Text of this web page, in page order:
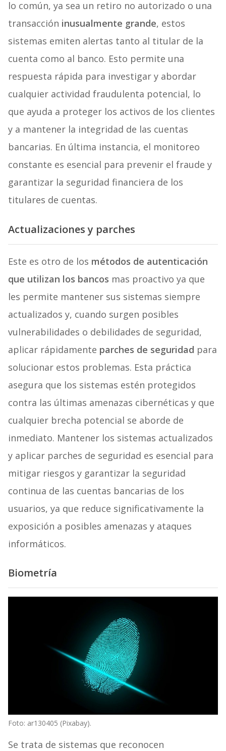
lo común, ya sea un retiro no autorizado o una
transacción inusualmente grande, estos
sistemas emiten alertas tanto al titular de la
cuenta como al banco. Esto permite una
respuesta rápida para investigar y abordar
cualquier actividad fraudulenta potencial, lo
que ayuda a proteger los activos de los clientes
y a mantener la integridad de las cuentas
bancarias. En última instancia, el monitoreo
constante es esencial para prevenir el fraude y
garantizar la seguridad financiera de los
titulares de cuentas.
Actualizaciones y parches
Este es otro de los métodos de autenticación
que utilizan los bancos mas proactivo ya que
les permite mantener sus sistemas siempre
actualizados y, cuando surgen posibles
vulnerabilidades o debilidades de seguridad,
aplicar rápidamente parches de seguridad para
solucionar estos problemas. Esta práctica
asegura que los sistemas estén protegidos
contra las últimas amenazas cibernéticas y que
cualquier brecha potencial se aborde de
inmediato. Mantener los sistemas actualizados
y aplicar parches de seguridad es esencial para
mitigar riesgos y garantizar la seguridad
continua de las cuentas bancarias de los
usuarios, ya que reduce significativamente la
exposición a posibles amenazas y ataques
informáticos.
Biometría
Foto: ar130405 (Pixabay).
Se trata de sistemas que reconocen